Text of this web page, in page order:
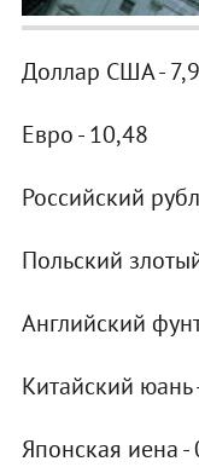
Доллар США -
Евро - 10,48
Российский
Польский
Английский
Китайский юань
Японская иена -